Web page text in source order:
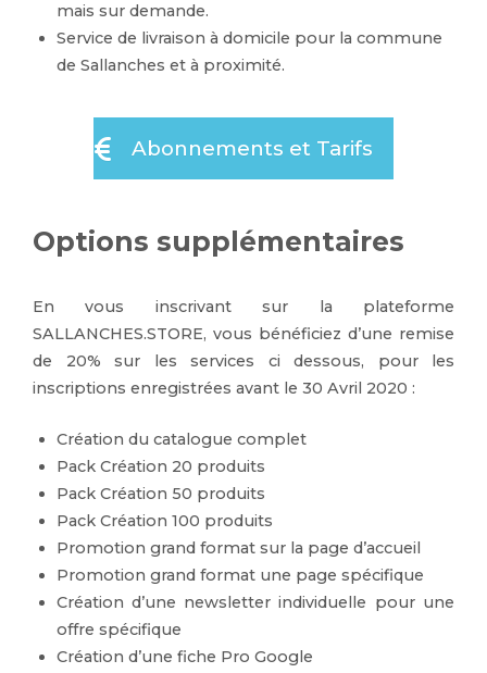
mais sur demande.
Service de livraison à domicile pour la commune
de Sallanches et à proximité.
Abonnements et Tarifs
Options supplémentaires
En vous inscrivant sur la plateforme
SALLANCHES.STORE, vous bénéficiez d’une remise
de 20% sur les services ci dessous, pour les
inscriptions enregistrées avant le 30 Avril 2020 :
Création du catalogue complet
Pack Création 20 produits
Pack Création 50 produits
Pack Création 100 produits
Promotion grand format sur la page d’accueil
Promotion grand format une page spécifique
Création d’une newsletter individuelle pour une
offre spécifique
Création d’une fiche Pro Google